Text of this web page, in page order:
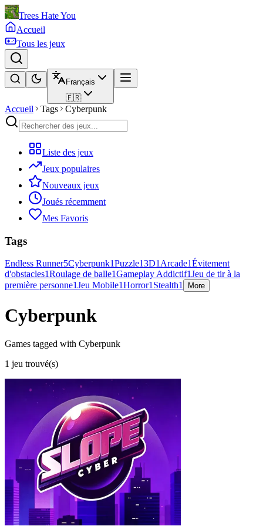
Trees Hate You
Accueil
Tous les jeux
Français
🇫🇷
Accueil Tags Cyberpunk
Liste des jeux
Jeux populaires
Nouveaux jeux
Joués récemment
Mes Favoris
Tags
Endless Runner5Cyberpunk1Puzzle13D1Arcade1Évitement
d'obstacles1Roulage de balle1Gameplay Addictif1Jeu de tir à la
première personne1Jeu Mobile1Horror1Stealth1 More
Cyberpunk
Games tagged with Cyberpunk
1 jeu trouvé(s)